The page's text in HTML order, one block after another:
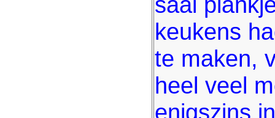
keukens
te maken,
heel veel
enigszins